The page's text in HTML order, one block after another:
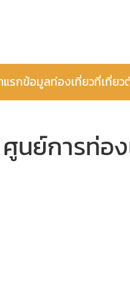
แรกข้อมูลท่องเที่ยวที่เที่ยว
ศูนย์การท่อ